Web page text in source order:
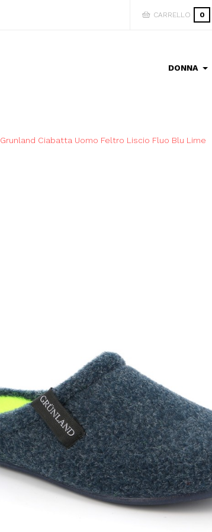
CARRELLO 0
DONNA
Grunland Ciabatta Uomo Feltro Liscio Fluo Blu Lime